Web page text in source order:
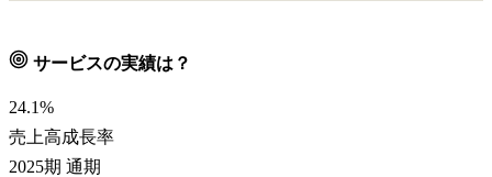
サービスの実績は？
24.1%
売上高成長率
2025期 通期